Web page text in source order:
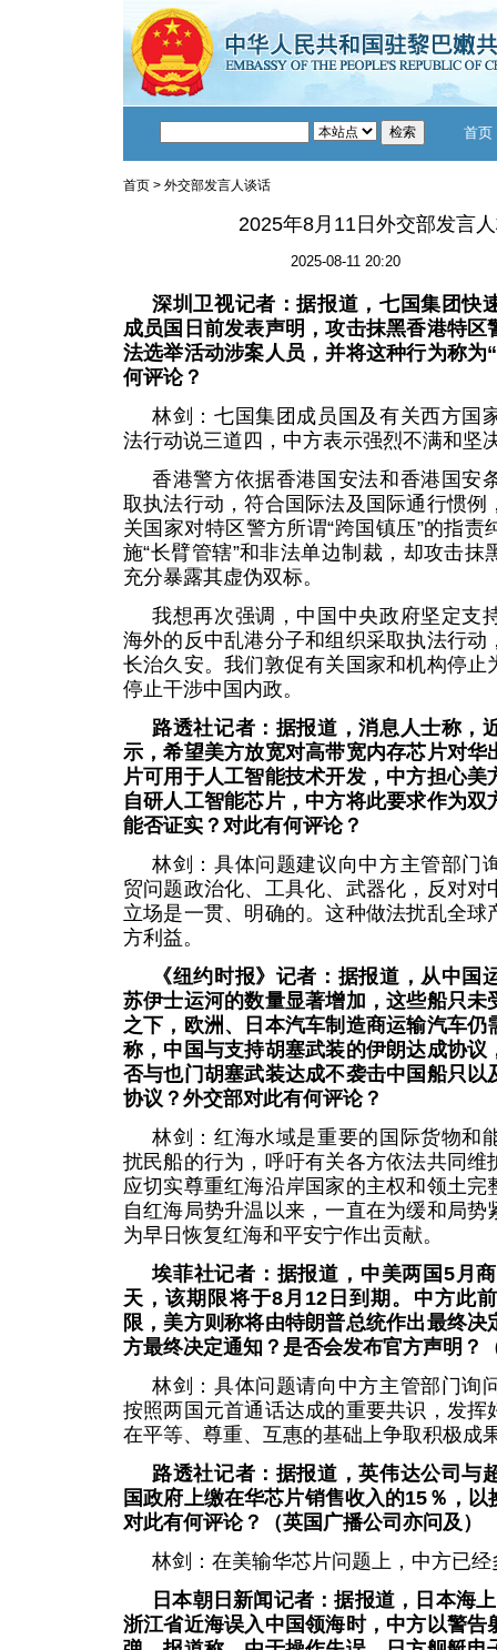
首页
首页 > 外交部发言人谈话
2025年8月11日外交部发言
2025-08-11 20:20
深圳卫视记者：据报道，七国集团快
成员国日前发表声明，攻击抹黑香港特区
法选举活动涉案人员，并将这种行为称为
何评论？
林剑：七国集团成员国及有关西方国
法行动说三道四，中方表示强烈不满和坚
香港警方依据香港国安法和香港国安
取执法行动，符合国际法及国际通行惯例
关国家对特区警方所谓“跨国镇压”的指
施“长臂管辖”和非法单边制裁，却攻击
充分暴露其虚伪双标。
我想再次强调，中国中央政府坚定支
海外的反中乱港分子和组织采取执法行动
长治久安。我们敦促有关国家和机构停止
停止干涉中国内政。
路透社记者：据报道，消息人士称，
示，希望美方放宽对高带宽内存芯片对华
片可用于人工智能技术开发，中方担心
自研人工智能芯片，中方将此要求作为
能否证实？对此有何评论？
林剑：具体问题建议向中方主管部门
贸问题政治化、工具化、武器化，反对
立场是一贯、明确的。这种做法扰乱全
方利益。
《纽约时报》记者：据报道，从中国
苏伊士运河的数量显著增加，这些船只未
之下，欧洲、日本汽车制造商运输汽车仍
称，中国与支持胡塞武装的伊朗达成协议
否与也门胡塞武装达成不袭击中国船只以
协议？外交部对此有何评论？
林剑：红海水域是重要的国际货物和
扰民船的行为，呼吁有关各方依法共同维
应切实尊重红海沿岸国家的主权和领土
自红海局势升温以来，一直在为缓和局
为早日恢复红海和平安宁作出贡献。
埃菲社记者：据报道，中美两国5月
天，该期限将于8月12日到期。中方此
限，美方则称将由特朗普总统作出最终
方最终决定通知？是否会发布官方声明？
林剑：具体问题请向中方主管部门询
按照两国元首通话达成的重要共识，发挥
在平等、尊重、互惠的基础上争取积极成
路透社记者：据报道，英伟达公司与
国政府上缴在华芯片销售收入的15％，
对此有何评论？（英国广播公司亦问及）
林剑：在美输华芯片问题上，中方已
日本朝日新闻记者：据报道，日本海
浙江省近海误入中国领海时，中方以警告